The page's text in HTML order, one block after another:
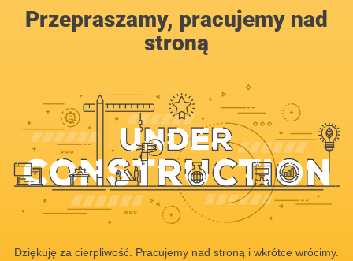
Przepraszamy, pracujemy nad
stroną
Dziękuję za cierpliwość. Pracujemy nad stroną i wkrótce wrócimy.